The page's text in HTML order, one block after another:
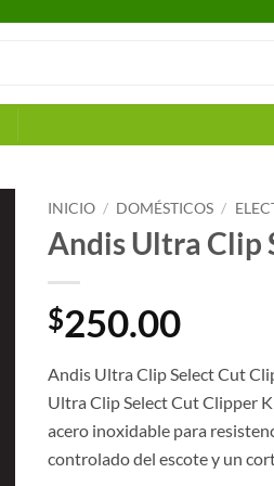
INICIO / DOMÉSTICOS /
Andis Ultra Clip
$250.00
Andis Ultra Clip Select Cut
Ultra Clip Select Cut Clipper
acero inoxidable para
controlado del escote y un